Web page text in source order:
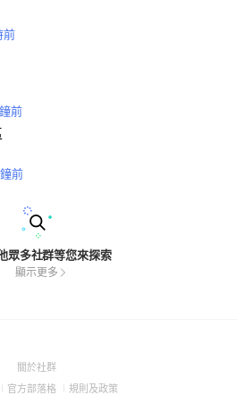
前
前
前
眾多社群等您來探索
顯示更多
關於社群(Open
(Open
官方部落格 (Open
規則及政策(Open